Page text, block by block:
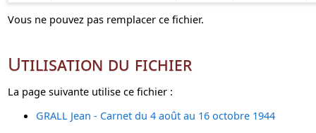
Vous ne pouvez pas remplacer ce fichier.
Utilisation du fichier
La page suivante utilise ce fichier :
GRALL Jean - Carnet du 4 août au 16 octobre 1944